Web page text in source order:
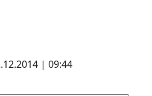
| 09:44